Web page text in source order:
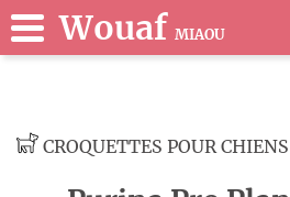
Wouaf MIAOU
CROQUETTES POUR